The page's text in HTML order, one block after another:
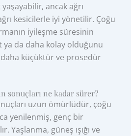
ancak ağrı
kesicilerle iyi yönetilir. Çoğu
iyileşme süresinin
da daha kolay olduğunu
küçüktür ve prosedür
sonuçları ne kadar sürer?
uzun ömürlüdür, çoğu
yenilenmiş, genç bir
Yaşlanma, güneş ışığı ve